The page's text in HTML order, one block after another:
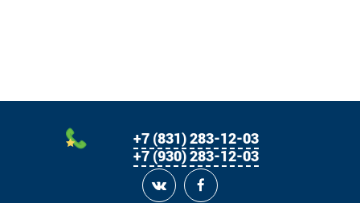
+7 (831) 283-12-03
+7 (930) 283-12-03